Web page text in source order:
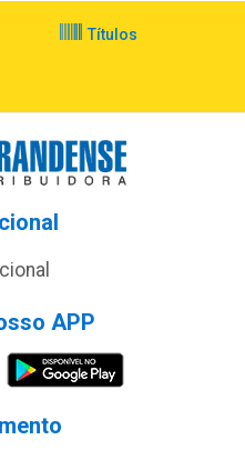
Títulos
APP